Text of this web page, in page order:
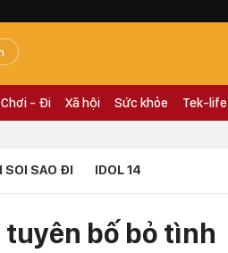
- Đi Xã hội Sức khỏe Tek-life
SOI SAO ĐI IDOL 14
tuyên bố bỏ tình